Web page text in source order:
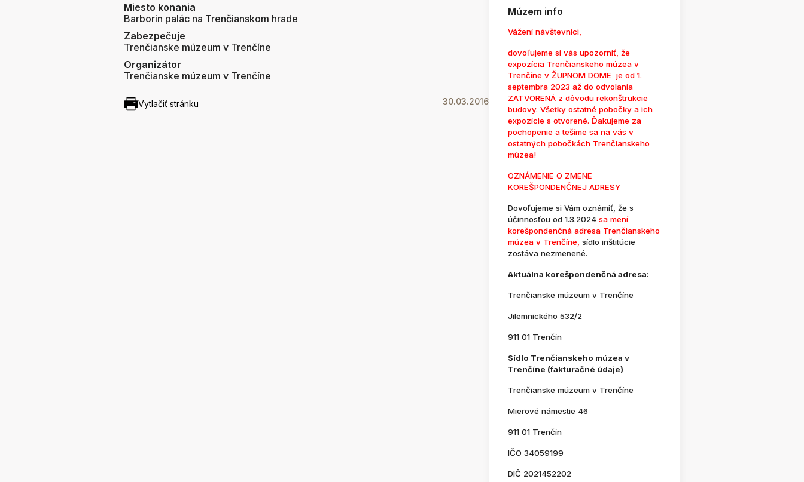
Miesto konania
Barborin palác na Trenčianskom hrade
Zabezpečuje
Trenčianske múzeum v Trenčíne
Organizátor
Trenčianske múzeum v Trenčíne
Vytlačiť stránku 30.03.2016
Múzem info
Vážení návštevníci,
dovoľujeme si vás upozorniť, že
expozícia Trenčianskeho múzea v
Trenčíne v ŽUPNOM DOME je od 1.
septembra 2023 až do odvolania
ZATVORENÁ z dôvodu rekonštrukcie
budovy. Všetky ostatné pobočky a ich
expozície s otvorené. Ďakujeme za
pochopenie a tešíme sa na vás v
ostatných pobočkách Trenčianskeho
múzea!
OZNÁMENIE O ZMENE
KOREŠPONDENČNEJ ADRESY
Dovoľujeme si Vám oznámiť, že s
účinnosťou od 1.3.2024 sa mení
korešpondenčná adresa Trenčianskeho
múzea v Trenčíne, sídlo inštitúcie
zostáva nezmenené.
Aktuálna korešpondenčná adresa:
Trenčianske múzeum v Trenčíne
Jilemnického 532/2
911 01 Trenčín
Sídlo Trenčianskeho múzea v
Trenčíne (fakturačné údaje)
Trenčianske múzeum v Trenčíne
Mierové námestie 46
911 01 Trenčín
IČO 34059199
DIČ 2021452202